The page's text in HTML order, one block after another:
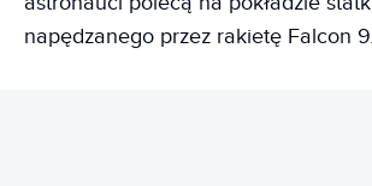
napędzanego przez rakietę Falcon 9.